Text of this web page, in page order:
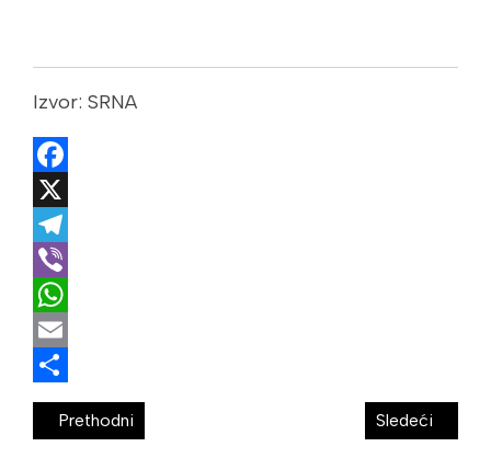
Izvor: SRNA
Facebook
X
Telegram
Viber
WhatsApp
Email
Share
Prethodni Sledeći